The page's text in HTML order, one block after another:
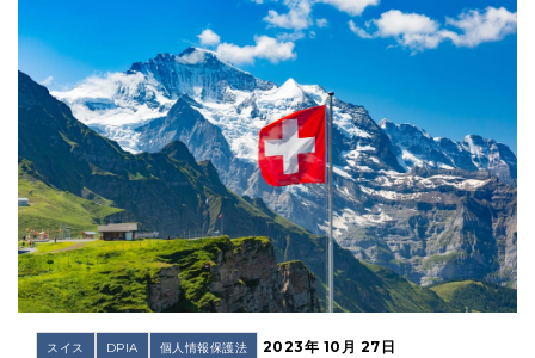
スイス DPIA 個人情報保護法 2023年 10月 27日